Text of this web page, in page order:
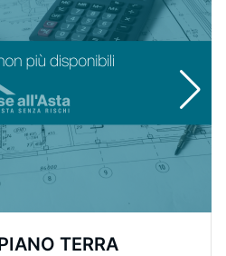
TERRA